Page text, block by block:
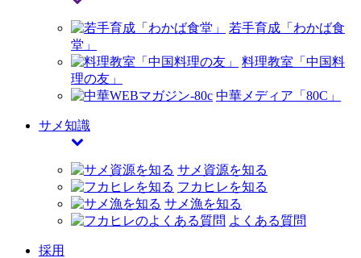
若手育成「わかば食
堂」
料理教室「中国料
理の友」
中華メディア「80C」
サメ知識
サメ資源を知る
フカヒレを知る
サメ漁を知る
よくある質問
採用